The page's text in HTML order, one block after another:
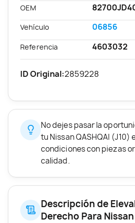
OEM
Vehículo 06856
Referencia 4603032
ID Original:2859228
No dejes pasar la
tu Nissan QASHQAI (J10)
condiciones con piezas
calidad.
Descripción de
Derecho Para